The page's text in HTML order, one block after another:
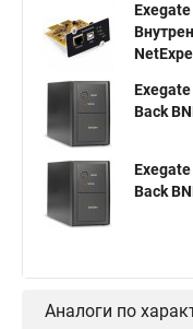
Exegate
Back
Back
Аналоги по